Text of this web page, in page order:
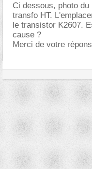
Ci dessous, photo
transfo HT.
le transistor K2607.
cause ?
Merci de votre